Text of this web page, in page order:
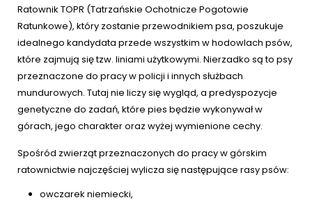
Ratownik TOPR (Tatrzańskie Ochotnicze Pogotowie
Ratunkowe), który zostanie przewodnikiem psa, poszukuje
idealnego kandydata przede wszystkim w hodowlach psów,
które zajmują się tzw. liniami użytkowymi. Nierzadko są to psy
przeznaczone do pracy w policji i innych służbach
mundurowych. Tutaj nie liczy się wygląd, a predyspozycje
genetyczne do zadań, które pies będzie wykonywał w
górach, jego charakter oraz wyżej wymienione cechy.
Spośród zwierząt przeznaczonych do pracy w górskim
ratownictwie najczęściej wylicza się następujące rasy psów:
owczarek niemiecki,